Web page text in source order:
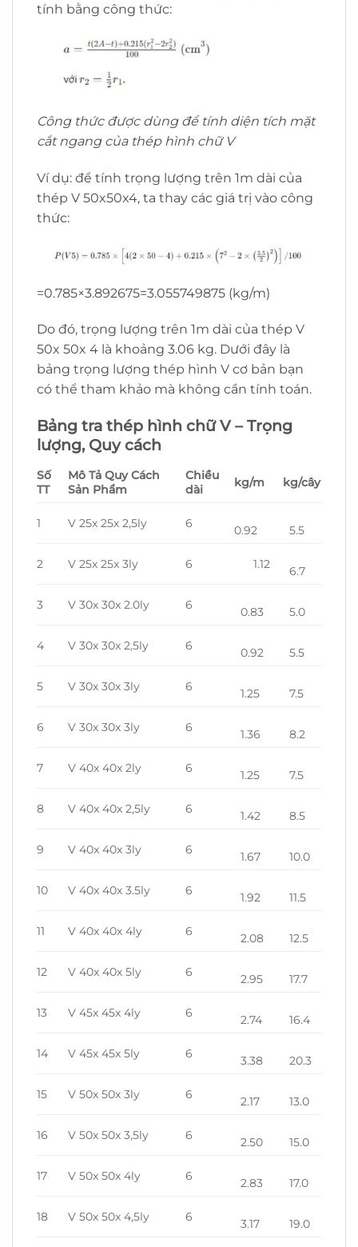
tính bằng công thức:
Công thức được dùng để tính diện tích mặt
cắt ngang của thép hình chữ V
Ví dụ: để tính trọng lượng trên 1m dài của
thép V 50x50x4, ta thay các giá trị vào công
thức:
=0.785×3.892675=3.055749875 (kg/m)
Do đó, trọng lượng trên 1m dài của thép V
50x 50x 4 là khoảng 3.06 kg. Dưới đây là
bảng trọng lượng thép hình V cơ bản bạn
có thể tham khảo mà không cần tính toán.
Bảng tra thép hình chữ V – Trọng
lượng, Quy cách
Số
TT
Mô Tả Quy Cách
Sản Phẩm
Chiều
dài
kg/m kg/cây
1 V 25x 25x 2,5ly 6 0.92 5.5
2 V 25x 25x 3ly 6 1.12 6.7
3 V 30x 30x 2.0ly 6 0.83 5.0
4 V 30x 30x 2,5ly 6 0.92 5.5
5 V 30x 30x 3ly 6 1.25 7.5
6 V 30x 30x 3ly 6 1.36 8.2
7 V 40x 40x 2ly 6 1.25 7.5
8 V 40x 40x 2,5ly 6 1.42 8.5
9 V 40x 40x 3ly 6 1.67 10.0
10 V 40x 40x 3.5ly 6 1.92 11.5
11 V 40x 40x 4ly 6 2.08 12.5
12 V 40x 40x 5ly 6 2.95 17.7
13 V 45x 45x 4ly 6 2.74 16.4
14 V 45x 45x 5ly 6 3.38 20.3
15 V 50x 50x 3ly 6 2.17 13.0
16 V 50x 50x 3,5ly 6 2.50 15.0
17 V 50x 50x 4ly 6 2.83 17.0
18 V 50x 50x 4,5ly 6 3.17 19.0